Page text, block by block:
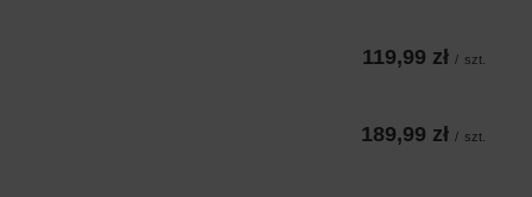
119,99 zł / szt.
189,99 zł / szt.